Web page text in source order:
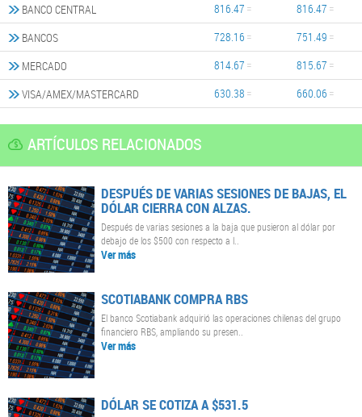
BANCO CENTRAL 816.47
816.47
BANCOS
728.16
751.49
MERCADO
814.67
815.67
VISA/AMEX/MASTERCARD
630.38 660.06
ARTÍCULOS RELACIONADOS
DESPUÉS DE VARIAS SESIONES DE BAJAS, EL
DÓLAR CIERRA CON ALZAS.
Después de varias sesiones a la baja que pusieron al dólar por
debajo de los $500 con respecto a l..
Ver más
SCOTIABANK COMPRA RBS
El banco Scotiabank adquirió las operaciones chilenas del grupo
financiero RBS, ampliando su presen..
Ver más
DÓLAR SE COTIZA A $531.5